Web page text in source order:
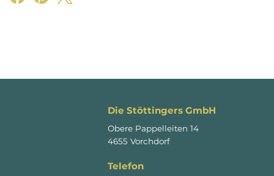
Die Stöttingers GmbH
Obere Pappelleiten 14
4655 Vorchdorf
Telefon